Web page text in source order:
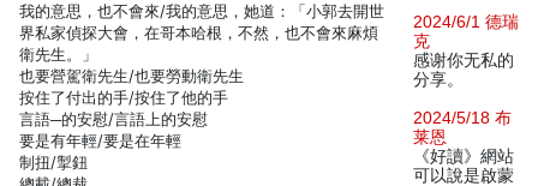
我的意思，也不會來/我的意思，她道：「小郭去開世
界私家偵探大會，在哥本哈根，不然，也不會來麻煩
衛先生。」
也要營駕衛先生/也要勞動衛先生
按住了付出的手/按住了他的手
言語─的安慰/言語上的安慰
要是有年輕/要是在年輕
制扭/掣鈕
2024/6/1 德瑞
克
感谢你无私的
分享。
2024/5/18 布
莱恩
《好讀》網站
可以說是啟蒙